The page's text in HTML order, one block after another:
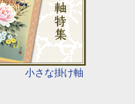
小さな掛け軸